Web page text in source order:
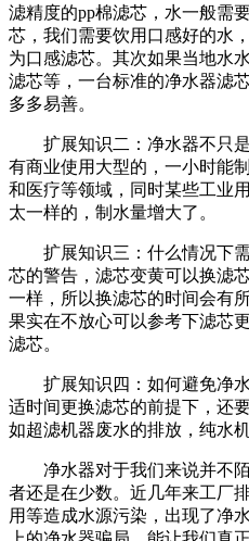
滤精度的pp棉滤芯，水一般需
芯，我们需要饮用口感好的水
为口感滤芯。其次如果当地水
滤芯等，一台标准的净水器滤
多多易善。
扩展知识二：净水器不只是
有商业使用大型的，一小时能
和医疗等领域，同时某些工业
太一样的，制水量增大了。
扩展知识三：什么情况下需
芯的警告，滤芯变黄可以换滤
一样，所以换滤芯的时间会有
果实在不放心可以参考下滤芯
滤芯。
扩展知识四：如何避免净水
适时间更换滤芯的前提下，还
如超滤机器废水的排放，纯水
净水器对于我们来说并不陌
者还是在少数。近几年来工厂
用等造成水源污染，出现了净